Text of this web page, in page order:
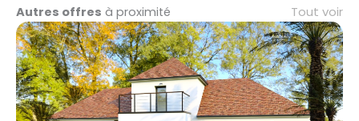
Autres offres à proximité Tout voir